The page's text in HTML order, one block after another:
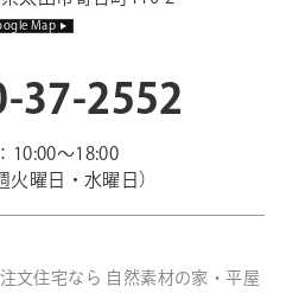
Map
37-2552
10:00～18:00
火曜日・水曜日）
文住宅なら 自然素材の家・平屋